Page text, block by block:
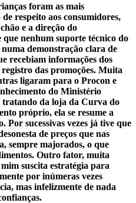
foram as mais
respeito aos consumidores,
e a direção do
que nenhum suporte técnico do
demonstração clara de
recebiam informações dos
das promoções. Muita
ligaram para o Procon e
do Ministério
tratando da loja da Curva do
próprio, ela se resume a
Por sucessivas vezes já tive que
de preços que nas
sempre majorados, o que
Outro fator, muita
suscita estratégia para
por inúmeras vezes
mas infelizmente de nada